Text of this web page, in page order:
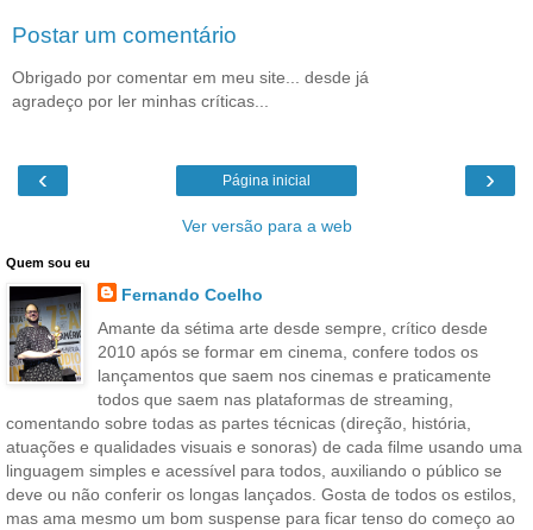
Postar um comentário
Obrigado por comentar em meu site... desde já
agradeço por ler minhas críticas...
‹ ›
Página inicial
Ver versão para a web
Quem sou eu
Fernando Coelho
Amante da sétima arte desde sempre, crítico desde
2010 após se formar em cinema, confere todos os
lançamentos que saem nos cinemas e praticamente
todos que saem nas plataformas de streaming,
comentando sobre todas as partes técnicas (direção, história,
atuações e qualidades visuais e sonoras) de cada filme usando uma
linguagem simples e acessível para todos, auxiliando o público se
deve ou não conferir os longas lançados. Gosta de todos os estilos,
mas ama mesmo um bom suspense para ficar tenso do começo ao